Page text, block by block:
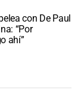
con De Paul
“Por
ahí”